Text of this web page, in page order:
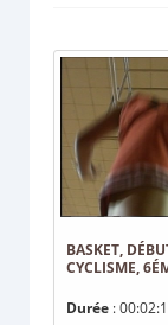
BASKET,
CYCLISME,
Durée :